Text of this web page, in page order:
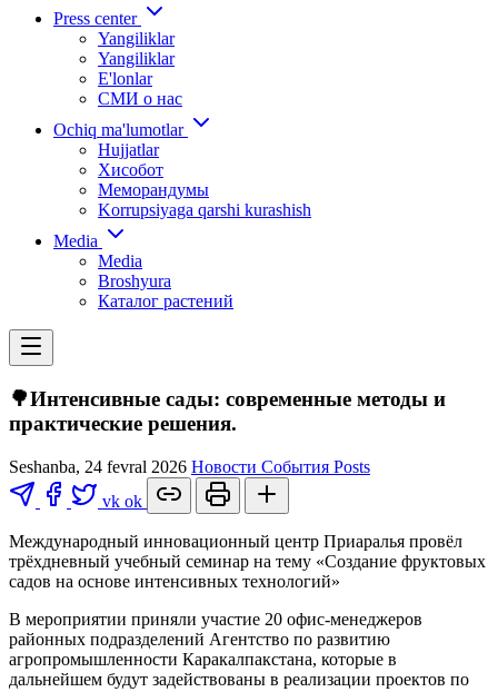
Press center
Yangiliklar
Yangiliklar
E'lonlar
СМИ о нас
Ochiq ma'lumotlar
Hujjatlar
Хисобот
Меморандумы
Korrupsiyaga qarshi kurashish
Media
Media
Broshyura
Каталог растений
🌳Интенсивные сады: современные методы и
практические решения.
Seshanba, 24 fevral 2026 Новости События Posts
vk ok
Международный инновационный центр Приаралья провёл
трёхдневный учебный семинар на тему «Создание фруктовых
садов на основе интенсивных технологий»
В мероприятии приняли участие 20 офис-менеджеров
районных подразделений Агентство по развитию
агропромышленности Каракалпакстана, которые в
дальнейшем будут задействованы в реализации проектов по